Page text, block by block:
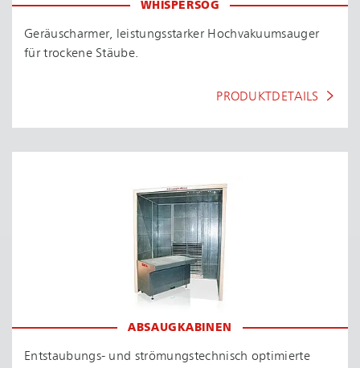
WHISPERSOG
Geräuscharmer, leis­tungs­star­ker Hoch­va­ku­um­sau­ger
für trockene Stäube.
PRODUKTDETAILS
ABSAUGKABINEN
Entstaubungs- und strö­mungs­tech­nisch optimierte